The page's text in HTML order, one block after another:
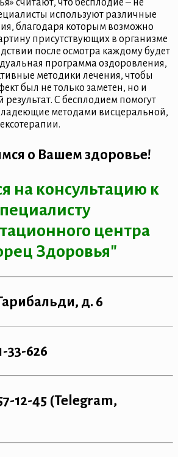
используют различные
благодаря которым возможно
присутствующих в организме
после осмотра каждому будет
программа оздоровления,
методики лечения, чтобы
был не только заметен, но и
С бесплодием помогут
методами висцеральной,
о Вашем здоровье!
на консультацию к
центра
Здоровья"
д. 6
33-626
12-45 (Telegram,